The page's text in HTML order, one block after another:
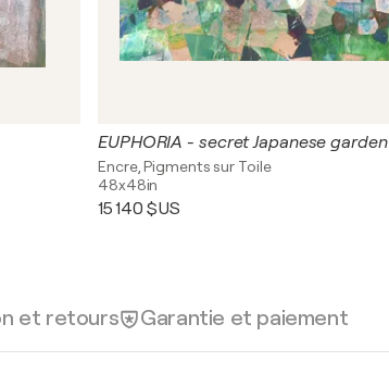
EUPHORIA - secret Japanese garden
Encre, Pigments sur Toile
48x48in
15 140 $US
et retours Garantie et paiement